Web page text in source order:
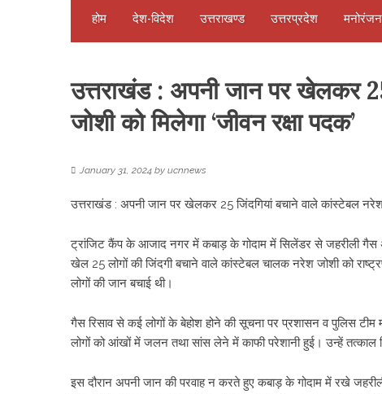
होम देश-विदेश उत्तराखण्ड उत्तरप्रदेश मनोरंजन
उत्तराखंड : अपनी जान पर खेलकर
जोशी को मिलेगा ‘जीवन रक्षा पदक’
January 31, 2024 by ucnnews
उत्तराखंड : अपनी जान पर खेलकर 25 जिंदगियां बचाने वाले कांस्टेबल नरेश
ट्रांजिट कैंप के आजाद नगर में कबाड़ के गोदाम में सिलेंडर से जहरीली गैस
खेल 25 लोगों की जिंदगी बचाने वाले कांस्टेबल चालक नरेश जोशी को
लोगों की जान बचाई थी।
गैस रिसाव से कई लोगों के बेहोश होने की सूचना पर प्रशासन व पुलिस
लोगों को आंखों में जलन तथा सांस लेने में काफी परेशानी हुई। उन्हें तत्काल
इस दौरान अपनी जान की परवाह न करते हुए कबाड़ के गोदाम में रखे